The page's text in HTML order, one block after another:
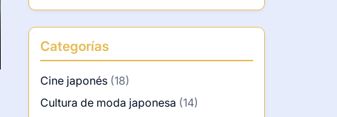
Categorías
Cine japonés(18)
Cultura de moda japonesa (14)